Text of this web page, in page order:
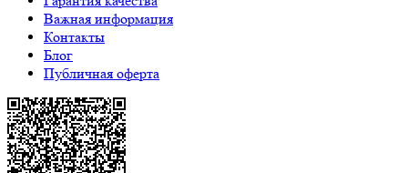
Важная информация
Контакты
Блог
Публичная оферта